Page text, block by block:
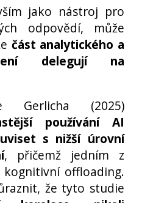
jako nástroj pro
odpovědí, může
část analytického a
delegují na
Gerlicha (2025)
používání AI
s nižší úrovní
, přičemž jedním z
offloading.
že tyto studie